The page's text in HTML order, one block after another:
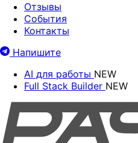
Отзывы
События
Контакты
Напишите
AI для работы NEW
Full Stack Builder NEW